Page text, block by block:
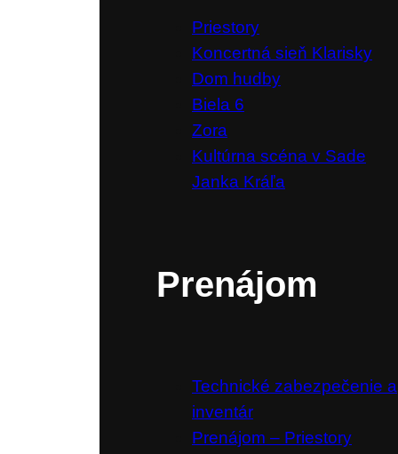
Priestory
Koncertná sieň Klarisky
Dom hudby
Biela 6
Zora
Kultúrna scéna v Sade
Janka Kráľa
Prenájom
Technické zabezpečenie a
inventár
Prenájom – Priestory